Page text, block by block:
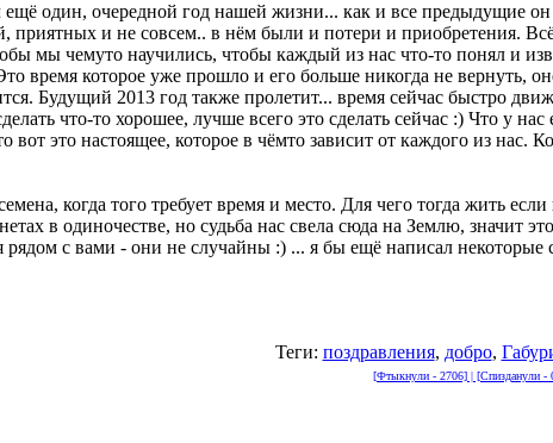
один, очередной год нашей жизни... как и все предыдущие
приятных и не совсем.. в нём были и потери и приобретения.
мы чемуто научились, чтобы каждый из нас что-то понял и
время которое уже прошло и его больше никогда не вернуть,
Будущий 2013 год также пролетит... время сейчас быстро
что-то хорошее, лучше всего это сделать сейчас :) Что у нас
вот это настоящее, которое в чёмто зависит от каждого из нас.
когда того требует время и место. Для чего тогда жить если
в одиночестве, но судьба нас свела сюда на Землю, значит
рядом с вами - они не случайны :) ... я бы ещё написал некоторые
Теги: поздравления, добро,
[Фтыкнули - 2706] | [Спизданули -